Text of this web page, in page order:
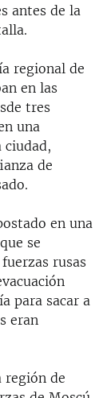
antes de la
regional de
en las
tres
una
ciudad,
de
en una
se
rusas
para sacar a
eran
región de